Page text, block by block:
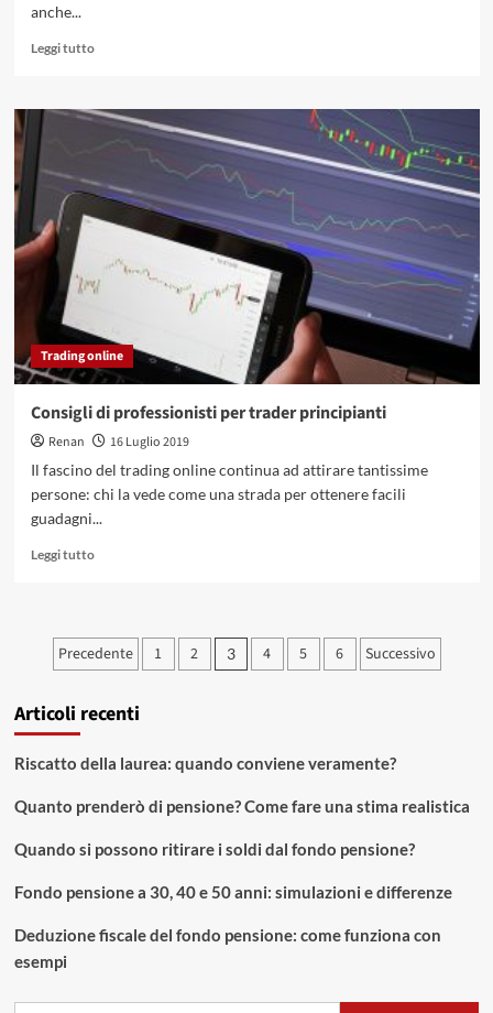
anche...
Leggi tuttoLeggi
su
Esistono
a
costo
2019?
Trading online
Consigli di professionisti per trader principianti
Renan
16 Luglio 2019
Il fascino del trading online continua ad attirare tantissime
persone: chi la vede come una strada per ottenere facili
guadagni...
Leggi tuttoLeggi
Consigli
di
professionisti
trader
Paginazione
articoli
Precedente 1 2 3 4 5 6 Successivo
Articoli recenti
Riscatto della laurea: quando conviene veramente?
Quanto prenderò di pensione? Come fare una stima realistica
Quando si possono ritirare i soldi dal fondo pensione?
Fondo pensione a 30, 40 e 50 anni: simulazioni e differenze
Deduzione fiscale del fondo pensione: come funziona con
esempi